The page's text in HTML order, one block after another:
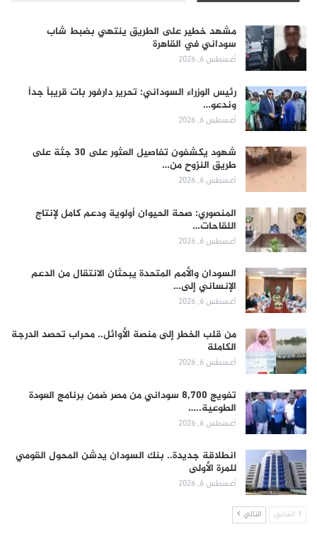
مشهد خطير على الطريق ينتهي بضبط شاب
سوداني في القاهرة
أغسطس 6, 2026
رئيس الوزراء السوداني: تحرير دارفور بات قريباً جداً
وندعو…
أغسطس 6, 2026
شهود يكشفون تفاصيل العثور على 30 جثة على
طريق النزوح من…
أغسطس 6, 2026
المنصوري: صحة الحيوان أولوية ودعم كامل لإنتاج
اللقاحات…
أغسطس 6, 2026
السودان والأمم المتحدة يبحثان الانتقال من الدعم
الإنساني إلى…
أغسطس 6, 2026
من قلب الخطر إلى منصة الأوائل.. محراب تحصد الدرجة
الكاملة
أغسطس 6, 2026
تفويج 8,700 سوداني من مصر ضمن برنامج العودة
الطوعية..…
أغسطس 6, 2026
انطلاقة جديدة.. بنك السودان يدشن المحول القومي
للمرة الأولى
أغسطس 6, 2026
السابق التالي